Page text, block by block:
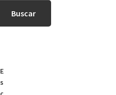
Buscar
E
s